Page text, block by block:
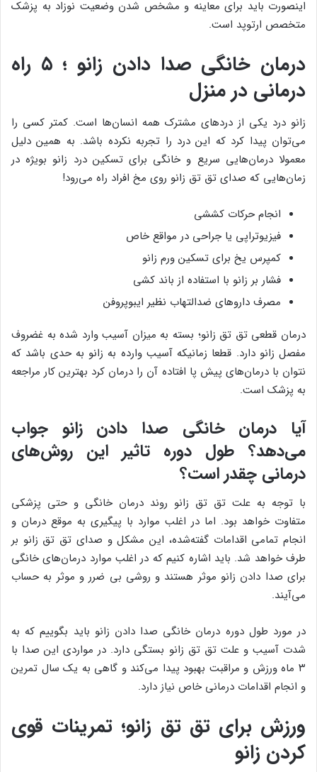
اینصورت باید برای معاینه و مشخص شدن وضعیت نوزاد به پزشک
متخصص ارتوپد است.
درمان خانگی صدا دادن زانو ؛ ۵ راه
درمانی در منزل
زانو درد یکی از دردهای مشترک همه انسان‌ها است. کمتر کسی را
می‌توان پیدا کرد که این درد را تجربه نکرده باشد. به همین دلیل
معمولا درمان‌هایی سریع و خانگی برای تسکین درد زانو بویژه در
زمان‌هایی که صدای تق تق زانو روی مخ افراد راه می‌رود!
انجام حرکات کششی
فیزیوتراپی یا جراحی در مواقع خاص
کمپرس یخ برای تسکین ورم زانو
فشار بر زانو با استفاده از باند کشی
مصرف داروهای ضدالتهاب نظیر ایبوپروفن
درمان قطعی تق تق زانو؛ بسته به میزان آسیب وارد شده به غضروف
مفصل زانو دارد. قطعا زمانیکه آسیب وارده به زانو به حدی باشد که
نتوان با درمان‌های پیش پا افتاده آن را درمان کرد بهترین کار مراجعه
به پزشک است.
آیا درمان خانگی صدا دادن زانو جواب
می‌دهد؟ طول دوره تاثیر این روش‌های
درمانی چقدر است؟
با توجه به علت تق تق زانو روند درمان خانگی و حتی پزشکی
متفاوت خواهد بود. اما در اغلب موارد با پیگیری به موقع درمان و
انجام تمامی اقدامات گفته‌شده، این مشکل و صدای تق تق زانو بر
طرف خواهد شد. باید اشاره کنیم که در اغلب موارد درمان‌های خانگی
برای صدا دادن زانو موثر هستند و روشی بی ضرر و موثر به حساب
می‌آیند.
در مورد طول دوره درمان خانگی صدا دادن زانو باید بگوییم که به
شدت آسیب و علت تق تق زانو بستگی دارد. در مواردی این صدا با
۳ ماه ورزش و مراقبت بهبود پیدا می‌کند و گاهی به یک سال تمرین
و انجام اقدامات درمانی خاص نیاز دارد.
ورزش برای تق تق زانو؛ تمرینات قوی
کردن زانو